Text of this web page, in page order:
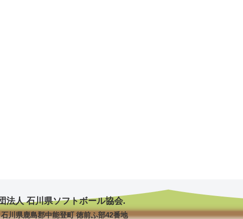
法人 石川県ソフトボール協会.
川県鹿島郡中能登町 徳前ふ部42番地